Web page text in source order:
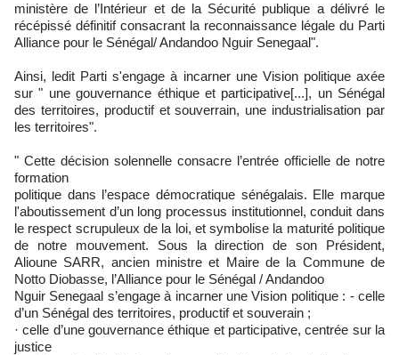
ministère de l’Intérieur et de la Sécurité publique a délivré le
récépissé définitif consacrant la reconnaissance légale du Parti
Alliance pour le Sénégal/ Andandoo Nguir Senegaal".
Ainsi, ledit Parti s'engage à incarner une Vision politique axée
sur " une gouvernance éthique et participative[...], un Sénégal
des territoires, productif et souverrain, une industrialisation par
les territoires".
" Cette décision solennelle consacre l’entrée officielle de notre
formation
politique dans l’espace démocratique sénégalais. Elle marque
l'aboutissement d’un long processus institutionnel, conduit dans
le respect scrupuleux de la loi, et symbolise la maturité politique
de notre mouvement. Sous la direction de son Président,
Alioune SARR, ancien ministre et Maire de la Commune de
Notto Diobasse, l’Alliance pour le Sénégal / Andandoo
Nguir Senegaal s’engage à incarner une Vision politique : - celle
d’un Sénégal des territoires, productif et souverain ;
· celle d’une gouvernance éthique et participative, centrée sur la
justice